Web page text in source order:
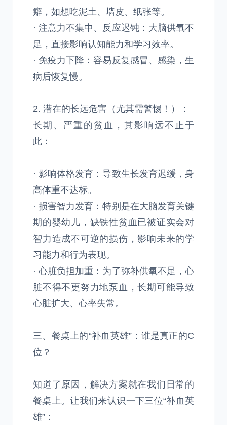
癖，如想吃泥土、墙皮、纸张等。
· 注意力不集中、反应迟钝：大脑供氧不
足，直接影响认知能力和学习效率。
· 免疫力下降：容易反复感冒、感染，生
病后恢复慢。
2. 潜在的长远危害（尤其需警惕！）：
长期、严重的贫血，其影响远不止于
此：
· 影响体格发育：导致生长发育迟缓，身
高体重不达标。
· 损害智力发育：特别是在大脑发育关键
期的婴幼儿，缺铁性贫血已被证实会对
智力造成不可逆的损伤，影响未来的学
习能力和行为表现。
· 心脏负担加重：为了弥补供氧不足，心
脏不得不更努力地泵血，长期可能导致
心脏扩大、心率失常。
三、餐桌上的“补血英雄”：谁是真正的C
位？
知道了原因，解决方案就在我们日常的
餐桌上。让我们来认识一下三位“补血英
雄”：